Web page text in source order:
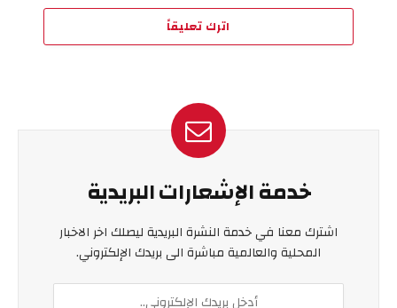
اترك تعليقاً
خدمة الإشعارات البريدية
اشترك معنا في خدمة النشرة البريدية ليصلك اخر الاخبار
المحلية والعالمية مباشرة الى بريدك الإلكتروني.